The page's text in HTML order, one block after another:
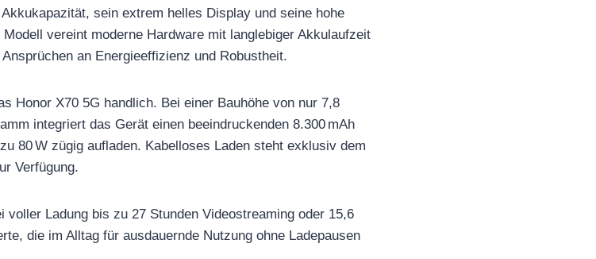
sein extrem helles Display und seine hohe
vereint moderne Hardware mit langlebiger Akkulaufzeit
an Energieeffizienz und Robustheit.
Honor X70 5G handlich. Bei einer Bauhöhe von nur 7,8
integriert das Gerät einen beeindruckenden 8.300 mAh
80 W zügig aufladen. Kabelloses Laden steht exklusiv dem
Verfügung.
Ladung bis zu 27 Stunden Videostreaming oder 15,6
die im Alltag für ausdauernde Nutzung ohne Ladepausen